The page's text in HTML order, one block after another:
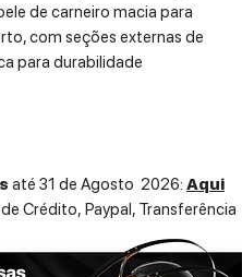
de carneiro macia para
com seções externas de
para durabilidade
confortável e leve em
32 Ohms
até 31 de Agosto 2026: Aqui
Crédito, Paypal, Transferência